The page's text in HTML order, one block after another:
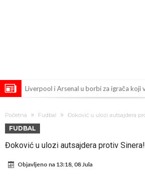
Liverpool i Arsenal u borbi za igrača koji
napokon poznat
Engleski reprezentativac optužen za
Početna Fudbal Đoković u ulozi autsajdera
FUDBAL
Đoković u ulozi autsajdera protiv Sinera!
Objavljeno na 13:18, 08 Jula